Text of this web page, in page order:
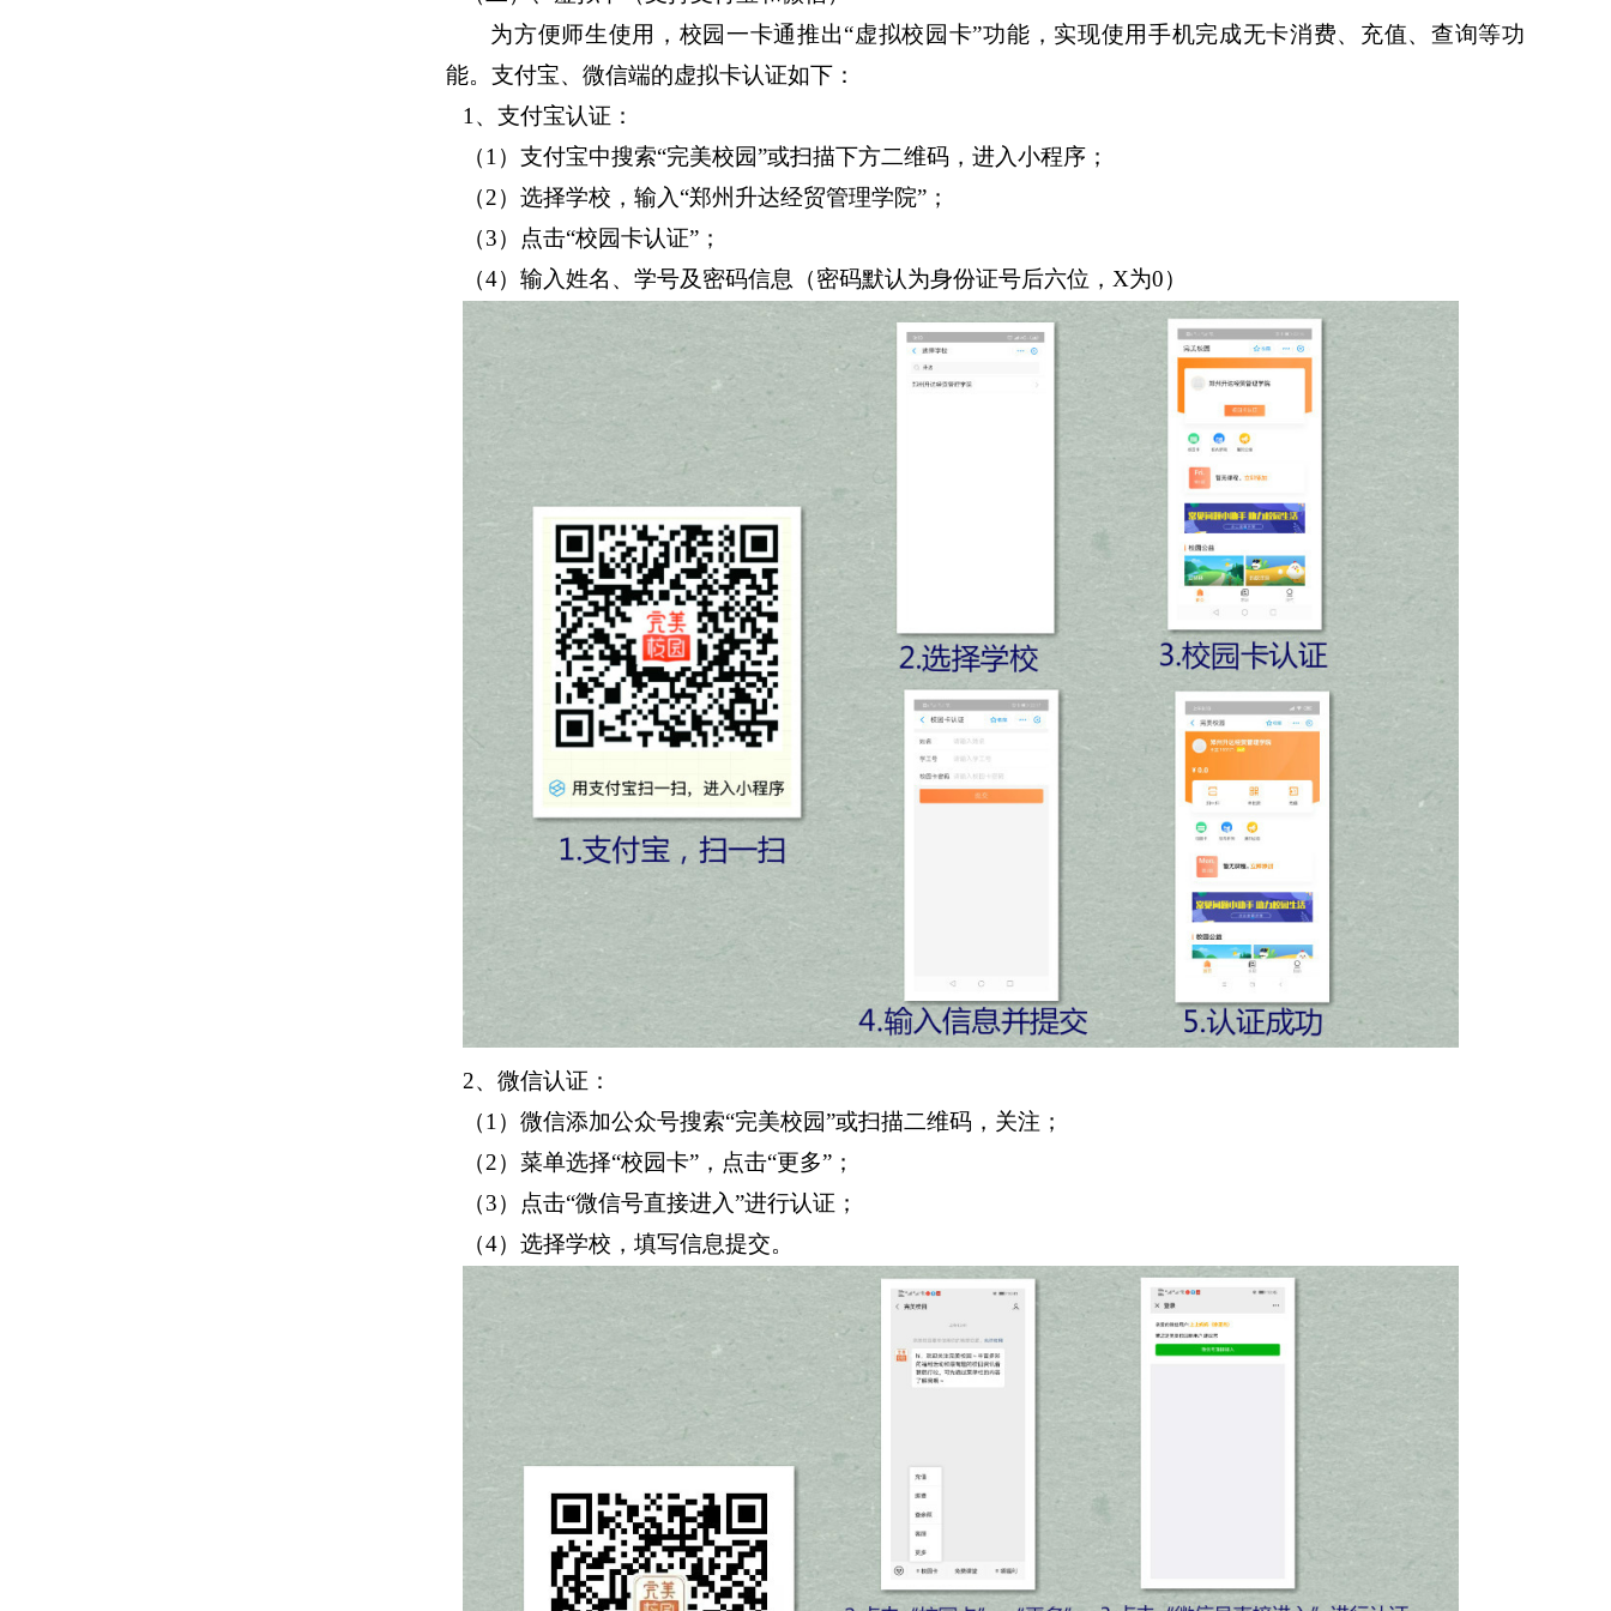
为方便师生使用，校园一卡通推出“虚拟校园卡”功能，实现使用手机完成无卡消费、充值、查询等功
能。支付宝、微信端的虚拟卡认证如下：
1、支付宝认证：
（1）支付宝中搜索“完美校园”或扫描下方二维码，进入小程序；
（2）选择学校，输入“郑州升达经贸管理学院”；
（3）点击“校园卡认证”；
（4）输入姓名、学号及密码信息（密码默认为身份证号后六位，X为0）
2、微信认证：
（1）微信添加公众号搜索“完美校园”或扫描二维码，关注；
（2）菜单选择“校园卡”，点击“更多”；
（3）点击“微信号直接进入”进行认证；
（4）选择学校，填写信息提交。